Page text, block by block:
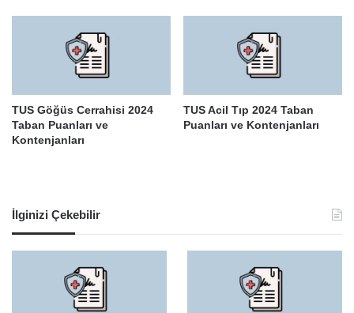
TUS Göğüs Cerrahisi 2024
Taban Puanları ve
Kontenjanları
TUS Acil Tıp 2024 Taban
Puanları ve Kontenjanları
İlginizi Çekebilir